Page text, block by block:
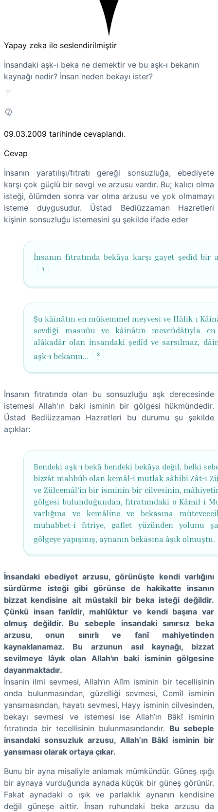
Yapay zeka ile seslendirilmiştir
İnsandaki aşk-ı beka ne demektir ve bu aşk-ı bekanın
kaynağı nedir? İnsan neden bekayı ister?
09.03.2009 tarihinde cevaplandı.
Cevap
İnsanın yaratılışı/fıtratı gereği sonsuzluğa, ebediyete
karşı çok güçlü bir sevgi ve arzusu vardır. Bu; kalıcı olma
isteği, ölümden sonra var olma arzusu ve yok olmamayı
isteme duygusudur. Üstad Bediüzzaman Hazretleri
kişinin sonsuzluğu istemesini şu şekilde ifade eder
İnsanın fıtratında bekāya karşı gayet şedîd bir
1
Şu kâinâtın en mükemmel meyvesi ve Hâlik-ı
sevdiği masnûu ve kâinâtın mevcûdâtıyla en
alâkadâr olan insandaki şedîd ve sarsılmaz,
aşk-ı bekānın...
2
İnsanın fıtratında olan bu sonsuzluğu aşk derecesinde
istemesi Allah'ın baki isminin bir gölgesi hükmündedir.
Üstad Bediüzzaman Hazretleri bu durumu şu şekilde
açıklar:
Bendeki aşk-ı bekā bendeki bekāya değil, belki
bizzât mahbûb olan kemâl-i mutlak sâhibi Zât-ı
ve Zülcemâl’in bir isminin bir cilvesinin,
gölgesi bulunduğundan, fıtratımdaki o Kâmil-i
varlığına ve kemâline ve bekāsına
muhabbet-i fıtriye, gaflet yüzünden yolunu
gölgeye yapışmış, aynanın bekāsına âşık olmuştu.
İnsandaki ebediyet arzusu, görünüşte kendi varlığını
sürdürme isteği gibi görünse de hakikatte insanın
bizzat kendisine ait müstakil bir beka isteği değildir.
Çünkü insan fanîdir, mahlûktur ve kendi başına var
olmuş değildir. Bu sebeple insandaki sınırsız beka
arzusu, onun sınırlı ve fanî mahiyetinden
kaynaklanamaz. Bu arzunun asıl kaynağı, bizzat
sevilmeye lâyık olan Allah'ın baki isminin gölgesine
dayanmaktadır.
İnsanin ilmi sevmesi, Allah’ın Alîm isminin bir tecellisinin
onda bulunmasından, güzelliği sevmesi, Cemîl isminin
yansımasından, hayatı sevmesi, Hayy isminin cilvesinden,
bekayı sevmesi ve istemesi ise Allah’ın Bâkî isminin
fıtratında bir tecellisinin bulunmasındandır. Bu sebeple
insandaki sonsuzluk arzusu, Allah’ın Bâkî isminin bir
yansıması olarak ortaya çıkar.
Bunu bir ayna misaliyle anlamak mümkündür. Güneş ışığı
bir aynaya vurduğunda aynada küçük bir güneş görünür.
Fakat aynadaki o ışık ve parlaklık aynanın kendisine
değil güneşe aittir. İnsan ruhundaki beka arzusu da